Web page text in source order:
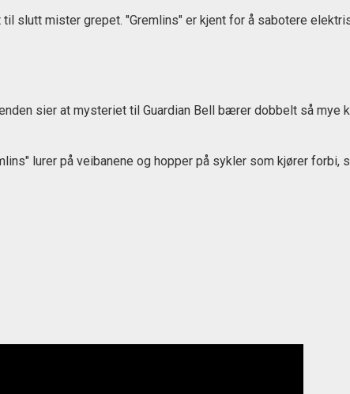
slutt mister grepet. "Gremlins" er kjent for å sabotere
sier at mysteriet til Guardian Bell bærer dobbelt så mye
lurer på veibanene og hopper på sykler som kjører